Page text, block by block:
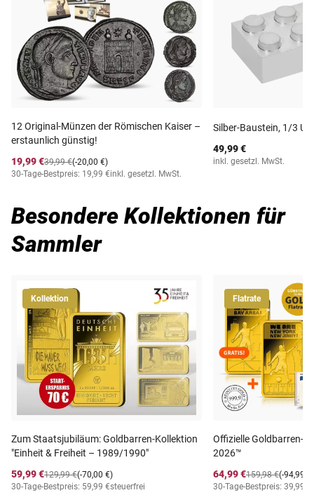
12 Original-Münzen der Römischen Kaiser –
erstaunlich günstig!
19,99 €
(-20,00 €)
39,99 €
30-Tage-Bestpreis: 19,99 €inkl. gesetzl. MwSt.
Silber-Baustein, 1/3
49,99 €
inkl. gesetzl. MwSt.
Besondere Kollektionen für
Sammler
Kollektion
Zum Staatsjubiläum: Goldbarren-Kollektion
"Einheit & Freiheit – 1989/1990"
59,99 €
(-70,00 €)
129,99 €
30-Tage-Bestpreis: 59,99 €steuerfrei
Flatrate
Offizielle Goldbarren-
2026™
64,99 €
(-94,99 €)
159,98 €
30-Tage-Bestpreis: 39,99 €